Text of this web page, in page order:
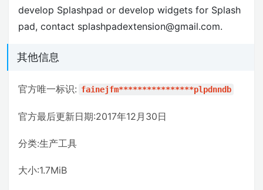
develop Splashpad or develop widgets for Splash
pad, contact splashpadextension@gmail.com.
其他信息
官方唯一标识: fainejfm****************plpdnndb
官方最后更新日期:2017年12月30日
分类:生产工具
大小:1.7MiB